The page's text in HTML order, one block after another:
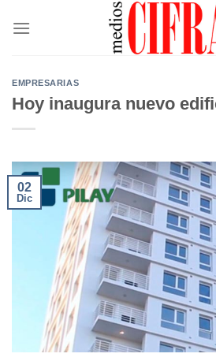
EMPRESARIAS
Hoy inaugura nuevo
02
Dic